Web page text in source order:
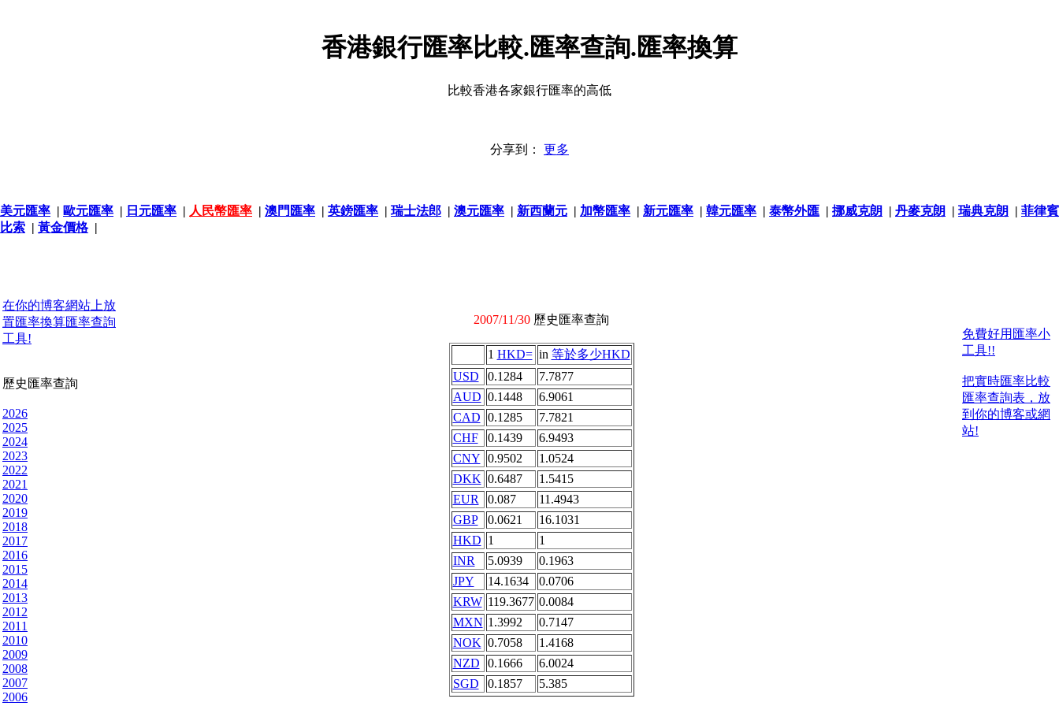
香港銀行匯率比較.匯率查詢.匯率換算
比較香港各家銀行匯率的高低
分享到： 更多
美元匯率 | 歐元匯率 | 日元匯率 | 人民幣匯率 | 澳門匯率 | 英鎊匯率 | 瑞士法郎 | 澳元匯率 | 新西蘭元 | 加幣匯率 | 新元匯率 | 韓元匯率 | 泰幣外匯 | 挪威克朗 | 丹麥克朗 | 瑞典克朗 | 菲律賓
比索 | 黃金價格|
在你的博客網站上放
置匯率換算匯率查詢
工具!
歷史匯率查詢
2026
2025
2024
2023
2022
2021
2020
2019
2018
2017
2016
2015
2014
2013
2012
2011
2010
2009
2008
2007
2006
2007/11/30 歷史匯率查詢
1 HKD= in 等於多少HKD
USD
0.1284
7.7877
AUD 0.1448
6.9061
CAD 0.1285
7.7821
CHF
0.1439
6.9493
CNY 0.9502
1.0524
DKK 0.6487
1.5415
EUR
0.087
11.4943
GBP
0.0621
16.1031
HKD 1
1
INR
5.0939
0.1963
JPY
14.1634
0.0706
KRW 119.3677 0.0084
MXN 1.3992
0.7147
NOK 0.7058
1.4168
NZD
0.1666
6.0024
SGD
0.1857 5.385
免費好用匯率小
工具!!
把實時匯率比較
匯率查詢表，放
到你的博客或網
站!